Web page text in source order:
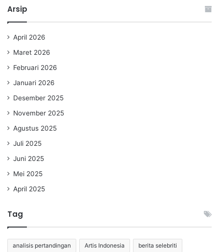
Arsip
April 2026
Maret 2026
Februari 2026
Januari 2026
Desember 2025
November 2025
Agustus 2025
Juli 2025
Juni 2025
Mei 2025
April 2025
Tag
analisis pertandingan Artis Indonesia berita selebriti